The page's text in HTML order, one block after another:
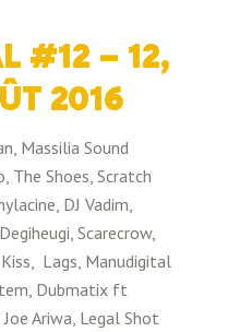
#12 – 12,
2016
Massilia Sound
The Shoes, Scratch
DJ Vadim,
Scarecrow,
Lags, Manudigital
Dubmatix ft
Ariwa, Legal Shot